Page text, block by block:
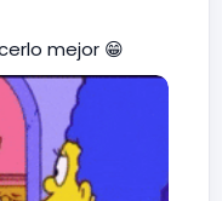
mejor 😁